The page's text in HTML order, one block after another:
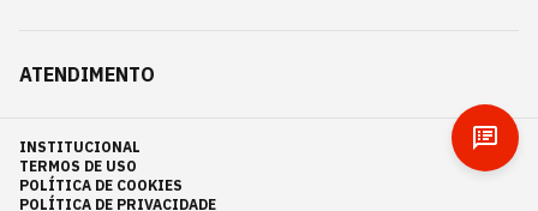
ATENDIMENTO
INSTITUCIONAL
TERMOS DE USO
POLÍTICA DE COOKIES
POLÍTICA DE PRIVACIDADE